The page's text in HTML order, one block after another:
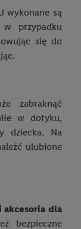
wykonane są
w przypadku
się do
zabraknąć
w dotyku,
dziecka. Na
ulubione
dla
bezpieczne
pomiar
danych do
potrzeby
dostęp do
lub
wyboru
i